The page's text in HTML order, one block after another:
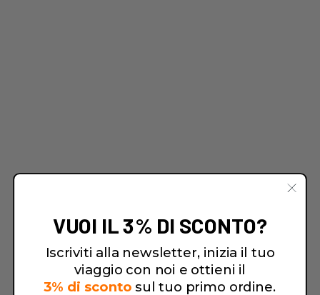
VUOI IL 3% DI SCONTO?
Iscriviti alla newsletter, inizia il tuo
viaggio con noi e ottieni il
3% di sconto sul tuo primo ordine.